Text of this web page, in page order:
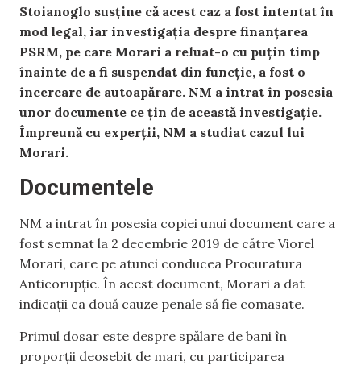
Stoianoglo susține că acest caz a fost intentat în
mod legal, iar investigația despre finanțarea
PSRM, pe care Morari a reluat-o cu puțin timp
înainte de a fi suspendat din funcție, a fost o
încercare de autoapărare. NM a intrat în posesia
unor documente ce țin de această investigație.
Împreună cu experții, NM a studiat cazul lui
Morari.
Documentele
NM a intrat în posesia copiei unui document care a
fost semnat la 2 decembrie 2019 de către Viorel
Morari, care pe atunci conducea Procuratura
Anticorupție. În acest document, Morari a dat
indicații ca două cauze penale să fie comasate.
Primul dosar este despre spălare de bani în
proporții deosebit de mari, cu participarea